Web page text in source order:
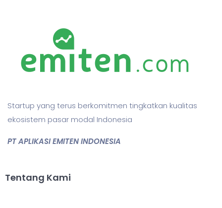
Startup yang terus berkomitmen tingkatkan kualitas
ekosistem pasar modal Indonesia
PT APLIKASI EMITEN INDONESIA
Tentang Kami